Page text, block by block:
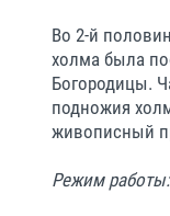
Во 2-й
холма была
Богородицы.
подножия
живописный
Режим работы: